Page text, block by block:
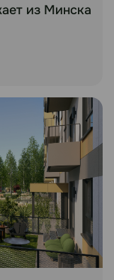
из Минска